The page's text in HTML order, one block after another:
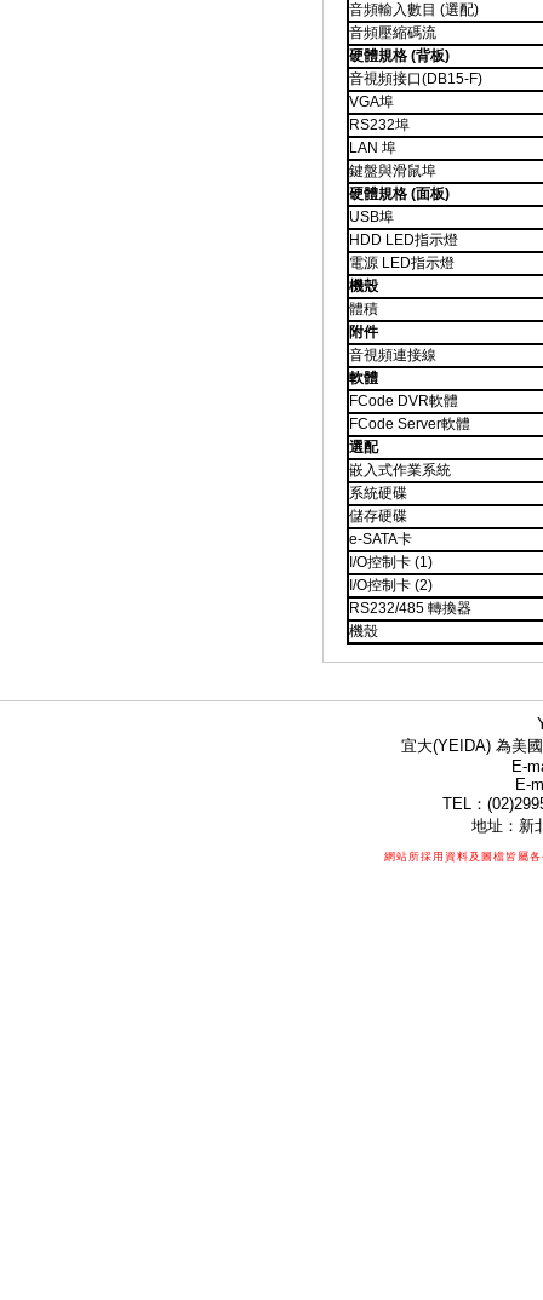
音頻輸入數目 (選配)
音頻壓縮碼流
硬體規格 (背板)
音視頻接口(DB15-F)
VGA埠
RS232埠
LAN 埠
鍵盤與滑鼠埠
硬體規格 (面板)
USB埠
HDD LED指示燈
電源 LED指示燈
機殼
體積
附件
音視頻連接線
軟體
FCode DVR軟體
FCode Server軟體
選配
嵌入式作業系統
系統硬碟
儲存硬碟
e-SATA卡
I/O控制卡 (1)
I/O控制卡 (2)
RS232/485 轉換器
機殼
宜大(YEIDA) 為美
E-
E-
TEL：
地址：新
網站所採用資料及圖檔皆屬